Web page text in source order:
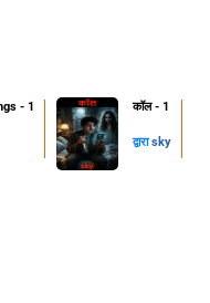
- 1 कॉल - 1
द्वाराsky